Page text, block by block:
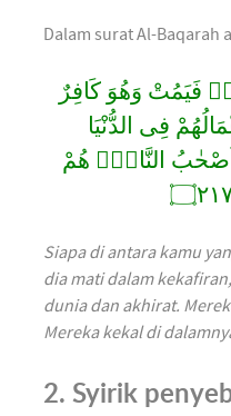
Dalam surat Al-Baqarah
فَيَمُتْ وَهُوَ كَافِرٌ
فِى الدُّنْيَا
النَّارِۚ هُمْ
Siapa di antara kamu
dia mati dalam
dunia dan akhirat.
Mereka kekal di
2. Syirik